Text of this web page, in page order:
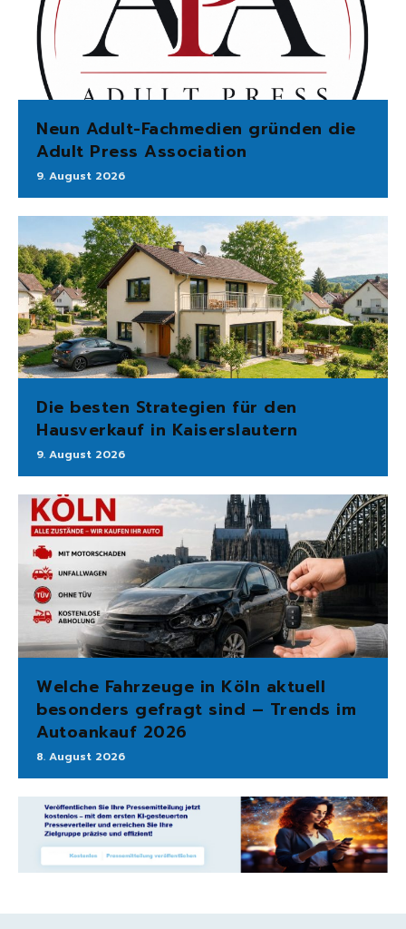
Neun Adult-Fachmedien gründen die
Adult Press Association
9. August 2026
Die besten Strategien für den
Hausverkauf in Kaiserslautern
9. August 2026
Welche Fahrzeuge in Köln aktuell
besonders gefragt sind – Trends im
Autoankauf 2026
8. August 2026